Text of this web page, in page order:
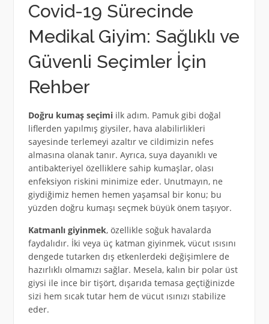
Covid-19 Sürecinde
Medikal Giyim: Sağlıklı ve
Güvenli Seçimler İçin
Rehber
Doğru kumaş seçimiilk adım. Pamuk gibi doğal
liflerden yapılmış giysiler, hava alabilirlikleri
sayesinde terlemeyi azaltır ve cildimizin nefes
almasına olanak tanır. Ayrıca, suya dayanıklı ve
antibakteriyel özelliklere sahip kumaşlar, olası
enfeksiyon riskini minimize eder. Unutmayın, ne
giydiğimiz hemen hemen yaşamsal bir konu; bu
yüzden doğru kumaşı seçmek büyük önem taşıyor.
Katmanlı giyinmek, özellikle soğuk havalarda
faydalıdır. İki veya üç katman giyinmek, vücut ısısını
dengede tutarken dış etkenlerdeki değişimlere de
hazırlıklı olmamızı sağlar. Mesela, kalın bir polar üst
giysi ile ince bir tişört, dışarıda temasa geçtiğinizde
sizi hem sıcak tutar hem de vücut ısınızı stabilize
eder.